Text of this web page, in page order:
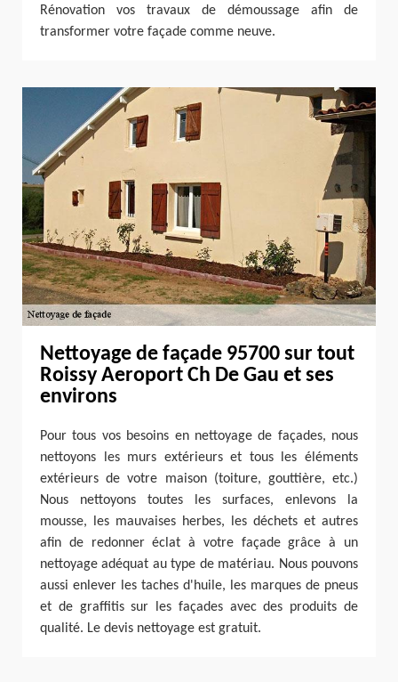
Rénovation vos travaux de démoussage afin de
transformer votre façade comme neuve.
Nettoyage de façade 95700 sur tout
Roissy Aeroport Ch De Gau et ses
environs
Pour tous vos besoins en nettoyage de façades, nous
nettoyons les murs extérieurs et tous les éléments
extérieurs de votre maison (toiture, gouttière, etc.)
Nous nettoyons toutes les surfaces, enlevons la
mousse, les mauvaises herbes, les déchets et autres
afin de redonner éclat à votre façade grâce à un
nettoyage adéquat au type de matériau. Nous pouvons
aussi enlever les taches d'huile, les marques de pneus
et de graffitis sur les façades avec des produits de
qualité. Le devis nettoyage est gratuit.